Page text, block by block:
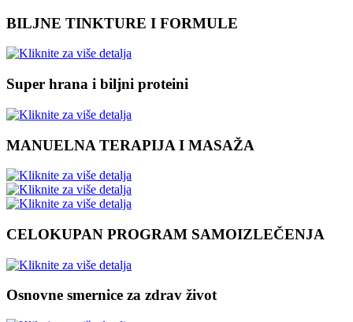
BILJNE TINKTURE I FORMULE
Super hrana i biljni proteini
MANUELNA TERAPIJA I MASAŽA
CELOKUPAN PROGRAM SAMOIZLEČENJA
Osnovne smernice za zdrav život